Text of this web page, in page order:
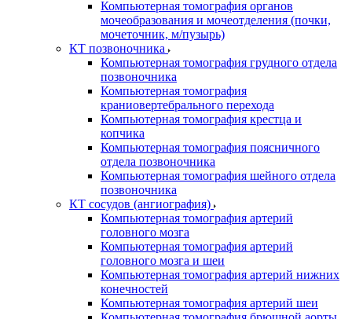
Компьютерная томография органов
мочеобразования и мочеотделения (почки,
мочеточник, м/пузырь)
КТ позвоночника
Компьютерная томография грудного отдела
позвоночника
Компьютерная томография
краниовертебрального перехода
Компьютерная томография крестца и
копчика
Компьютерная томография поясничного
отдела позвоночника
Компьютерная томография шейного отдела
позвоночника
КТ сосудов (ангиография)
Компьютерная томография артерий
головного мозга
Компьютерная томография артерий
головного мозга и шеи
Компьютерная томография артерий нижних
конечностей
Компьютерная томография артерий шеи